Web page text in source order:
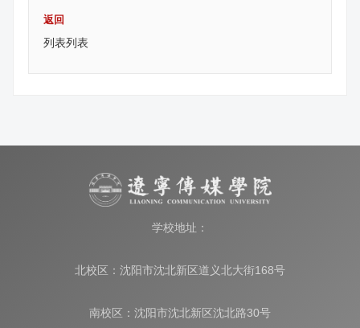
返回
列表列表
学校地址：
北校区：沈阳市沈北新区道义北大街168号
南校区：沈阳市沈北新区沈北路30号